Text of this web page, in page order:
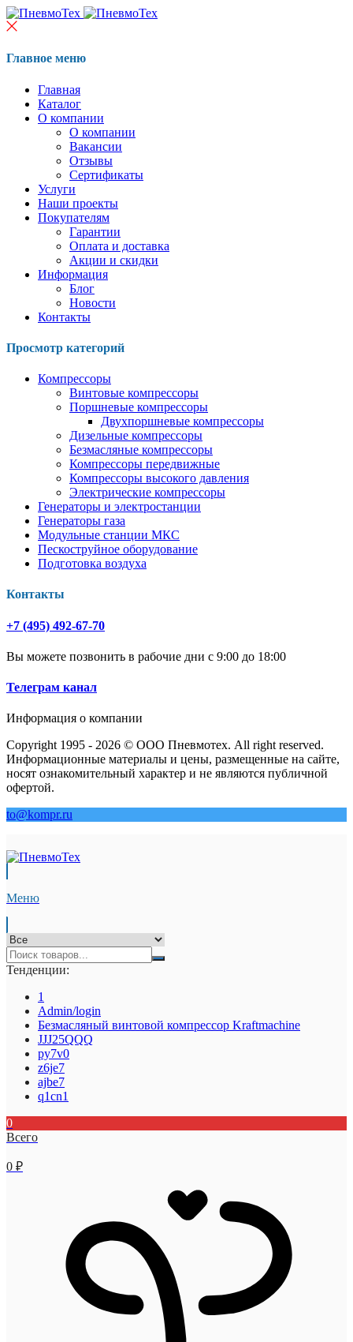
Главное меню
Главная
Каталог
О компании
О компании
Вакансии
Отзывы
Сертификаты
Услуги
Наши проекты
Покупателям
Гарантии
Оплата и доставка
Акции и скидки
Информация
Блог
Новости
Контакты
Просмотр категорий
Компрессоры
Винтовые компрессоры
Поршневые компрессоры
Двухпоршневые компрессоры
Дизельные компрессоры
Безмасляные компрессоры
Компрессоры передвижные
Компрессоры высокого давления
Электрические компрессоры
Генераторы и электростанции
Генераторы газа
Модульные станции МКС
Пескоструйное оборудование
Подготовка воздуха
Контакты
+7 (495) 492-67-70
Вы можете позвонить в рабочие дни с 9:00 до 18:00
Телеграм канал
Информация о компании
Copyright 1995 - 2026 © ООО Пневмотех. All right reserved.
Информационные материалы и цены, размещенные на сайте,
носят ознакомительный характер и не являются публичной
офертой.
to@kompr.ru
Меню
Тенденции:
1
Admin/login
Безмасляный винтовой компрессор Kraftmaсhine
JJJ25QQQ
py7v0
z6je7
ajbe7
q1cn1
0
Всего
0 ₽